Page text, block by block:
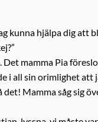
kunna hjälpa dig att
Det mamma Pia
i all sin orimlighet att
det! Mamma såg sig